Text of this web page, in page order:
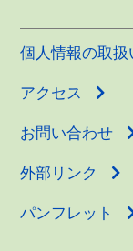
個人情報の取扱
アクセス
お問い合わせ
外部リンク
パンフレット